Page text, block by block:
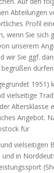
Abteilungen
Profil
wenn Sie sich
unserem
wir Sie ggf.
dürfen.
1951)
vielseitige
Altersklasse
Angebot.
für
vielseitigen
und in